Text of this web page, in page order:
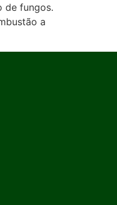
de fungos.
a